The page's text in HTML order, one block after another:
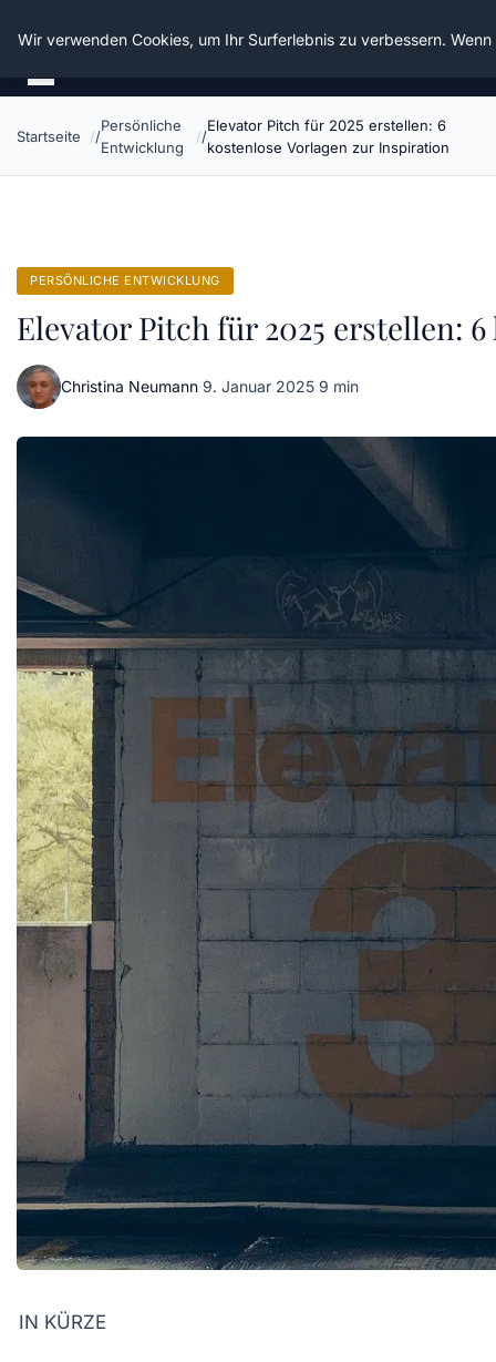
Die Schnitter
Startseite
Persönliche
Entwicklung
Elevator Pitch für 2025 erstellen: 6
kostenlose Vorlagen zur Inspiration
PERSÖNLICHE ENTWICKLUNG
Elevator Pitch für 2025 erstellen:
Christina Neumann·9. Januar 2025·9 min
IN KÜRZE
Wir verwenden Cookies, um Ihr Surferlebnis zu verbessern.